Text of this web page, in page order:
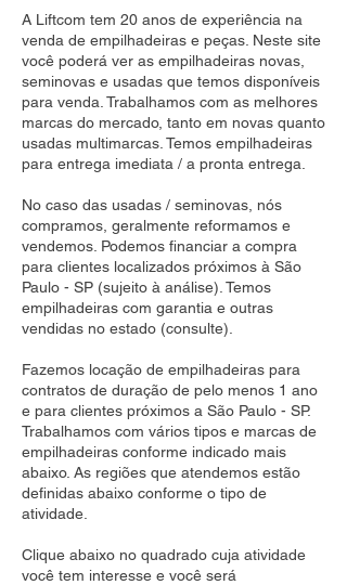
A Liftcom tem 20 anos de experiência na
venda de empilhadeiras e peças. Neste site
você poderá ver as empilhadeiras novas,
seminovas e usadas que temos disponíveis
para venda. Trabalhamos com as melhores
marcas do mercado, tanto em novas quanto
usadas multimarcas. Temos empilhadeiras
para entrega imediata / a pronta entrega.
No caso das usadas / seminovas, nós
compramos, geralmente reformamos e
vendemos. Podemos financiar a compra
para clientes localizados próximos à São
Paulo - SP (sujeito à análise). Temos
empilhadeiras com garantia e outras
vendidas no estado (consulte).
Fazemos locação de empilhadeiras para
contratos de duração de pelo menos 1 ano
e para clientes próximos a São Paulo - SP.
Trabalhamos com vários tipos e marcas de
empilhadeiras conforme indicado mais
abaixo. As regiões que atendemos estão
definidas abaixo conforme o tipo de
atividade.
Clique abaixo no quadrado cuja atividade
você tem interesse e você será